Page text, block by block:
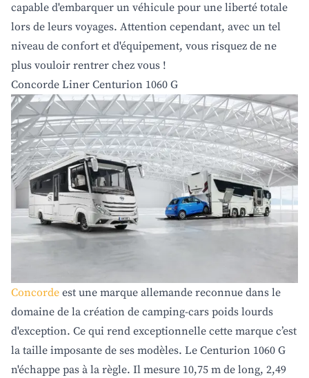
capable d'embarquer un véhicule pour une liberté totale
lors de leurs voyages. Attention cependant, avec un tel
niveau de confort et d'équipement, vous risquez de ne
plus vouloir rentrer chez vous !
Concorde Liner Centurion 1060 G
Concorde est une marque allemande reconnue dans le
domaine de la création de camping-cars poids lourds
d'exception. Ce qui rend exceptionnelle cette marque c’est
la taille imposante de ses modèles. Le Centurion 1060 G
n'échappe pas à la règle. Il mesure 10,75 m de long, 2,49